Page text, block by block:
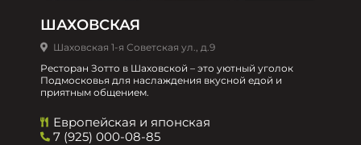
ШАХОВСКАЯ
Шаховская 1-я Советская ул., д.9
Ресторан Зотто в Шаховской – это уютный уголок
Подмосковья для наслаждения вкусной едой и
приятным общением.​
Европейская и японская
7 (925) 000-08-85